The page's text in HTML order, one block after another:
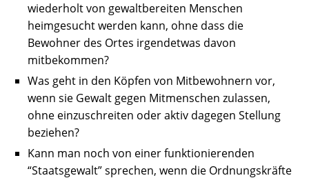
wiederholt von gewaltbereiten Menschen
heimgesucht werden kann, ohne dass die
Bewohner des Ortes irgendetwas davon
mitbekommen?
Was geht in den Köpfen von Mitbewohnern vor,
wenn sie Gewalt gegen Mitmenschen zulassen,
ohne einzuschreiten oder aktiv dagegen Stellung
beziehen?
Kann man noch von einer funktionierenden
“Staatsgewalt” sprechen, wenn die Ordnungskräfte